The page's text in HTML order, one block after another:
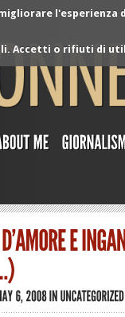
Accetti o rifiuti di